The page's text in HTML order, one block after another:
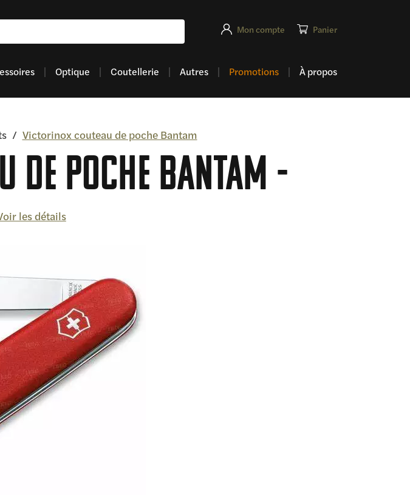
Mon compte Panier
Optique Coutellerie Autres Promotions À propos
/ Victorinox couteau de poche Bantam
poche Bantam
les détails